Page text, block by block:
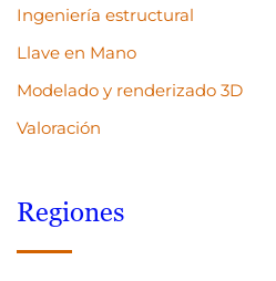
Ingeniería estructural
Llave en Mano
Modelado y renderizado 3D
Valoración
Regiones